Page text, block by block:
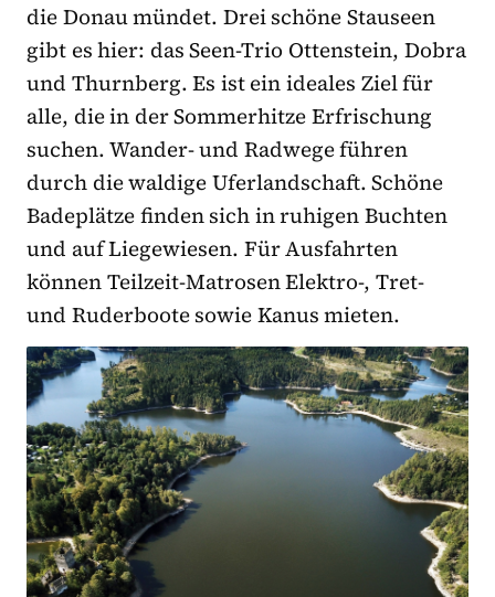
die Donau mündet. Drei schöne Stauseen
gibt es hier: das Seen-Trio Ottenstein, Dobra
und Thurnberg. Es ist ein ideales Ziel für
alle, die in der Sommerhitze Erfrischung
suchen. Wander- und Radwege führen
durch die waldige Uferlandschaft. Schöne
Badeplätze finden sich in ruhigen Buchten
und auf Liegewiesen. Für Ausfahrten
können Teilzeit-Matrosen Elektro-, Tret-
und Ruderboote sowie Kanus mieten.